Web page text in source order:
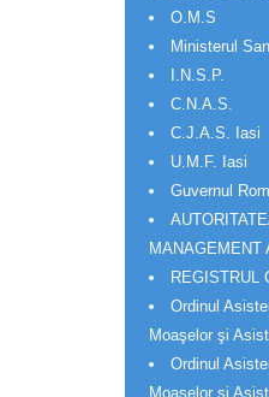
O.M.S
Ministerul
I.N.S.P.
C.N.A.S.
C.J.A.S. Iasi
U.M.F. Iasi
Guvernul
MANAGEMENT
REGISTRUL
Ordinul
Moaşelor şi
Ordinul
Moaşelor şi